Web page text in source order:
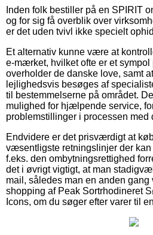
Inden folk bestiller på en SPIRIT
og for sig få overblik over
er det uden tvivl ikke specielt
Et alternativ kunne være at
e-mærket, hvilket ofte er et
overholder de danske love, samt
lejlighedsvis besøges af
til bestemmelserne på området.
mulighed for hjælpende service,
problemstillinger i processen med
Endvidere er det prisværdigt at
væsentligste retningslinjer der
f.eks. den ombytningsrettighed
det i øvrigt vigtigt, at man
mail, således man en anden
shopping af Peak Sortrhodineret
Icons, om du søger efter varer til